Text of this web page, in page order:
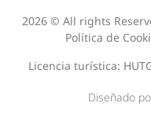
2026 © All rights
Política de
Licencia turística:
Diseñado